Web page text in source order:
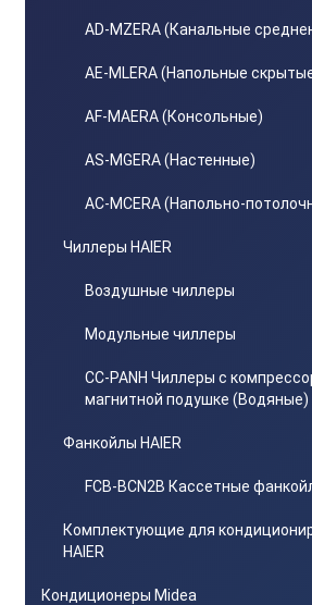
AD-MZERA (Канальные
AE-MLERA (Напольные
AF-MAERA (Консольные)
AS-MGERA (Настенные)
AС-MСERA (Напольно-
Чиллеры HAIER
Воздушные чиллеры
Модульные чиллеры
CC-PANH Чиллеры с
магнитной подушке (Водяные)
Фанкойлы HAIER
FCB-BCN2B Кассетные
Комплектующие для
HAIER
Кондиционеры Midea